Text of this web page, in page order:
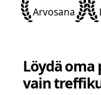
Arvosana
Löydä oma
vain